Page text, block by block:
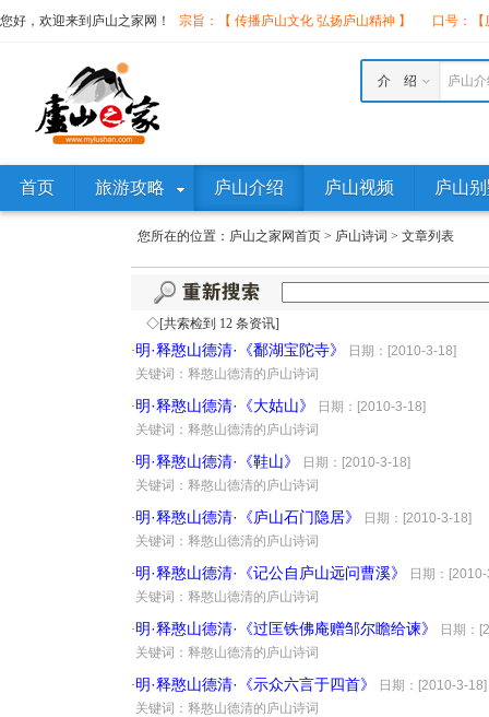
您好，欢迎来到庐山之家网！ 宗旨：【 传播庐山文化 弘扬庐山精神 】 口号：
庐山
介 绍
首页 旅游攻略 庐山介绍 庐山视频 庐山
您所在的位置： 庐山之家网首页 > 庐山诗词 > 文章列表
◇[共索检到 12 条资讯]
·明·释憨山德清·《鄱湖宝陀寺》
日期：[2010-3-18]
关键词：释憨山德清的庐山诗词
·明·释憨山德清·《大姑山》
日期：[2010-3-18]
关键词：释憨山德清的庐山诗词
·明·释憨山德清·《鞋山》
日期：[2010-3-18]
关键词：释憨山德清的庐山诗词
·明·释憨山德清·《庐山石门隐居》
日期：[2010-3-18]
关键词：释憨山德清的庐山诗词
·明·释憨山德清·《记公自庐山远问曹溪》
日期：
关键词：释憨山德清的庐山诗词
·明·释憨山德清·《过匡铁佛庵赠邹尔瞻给谏》
日期：
关键词：释憨山德清的庐山诗词
·明·释憨山德清·《示众六言于四首》
日期：[2010-3-18]
关键词：释憨山德清的庐山诗词